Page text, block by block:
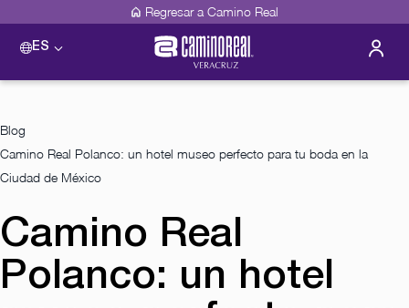
Regresar a Camino Real
ES
Blog
Camino Real Polanco: un hotel museo perfecto para tu boda en la
Ciudad de México
Camino Real
Polanco: un hotel